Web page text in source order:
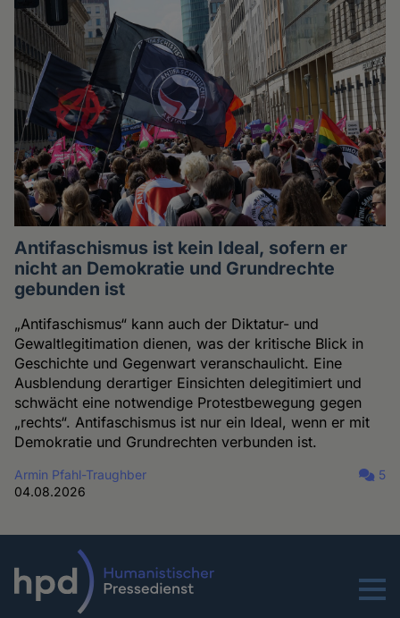
Antifaschismus ist kein Ideal, sofern er
nicht an Demokratie und Grundrechte
gebunden ist
„Antifaschismus“ kann auch der Diktatur- und
Gewaltlegitimation dienen, was der kritische Blick in
Geschichte und Gegenwart veranschaulicht. Eine
Ausblendung derartiger Einsichten delegitimiert und
schwächt eine notwendige Protestbewegung gegen
„rechts“. Antifaschismus ist nur ein Ideal, wenn er mit
Demokratie und Grundrechten verbunden ist.
Armin Pfahl-Traughber
04.08.2026
5
Menu